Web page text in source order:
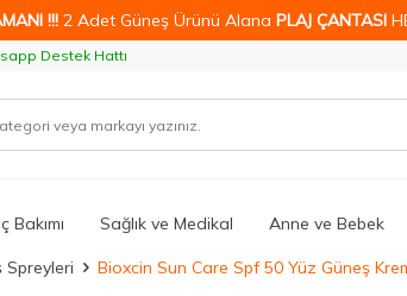
!!! 2 Adet Güneş Ürünü Alana PLAJ ÇANTASI
Destek Hattı
Bakımı Sağlık ve Medikal Anne ve Bebek
Spreyleri Bioxcin Sun Care Spf 50 Yüz Güneş